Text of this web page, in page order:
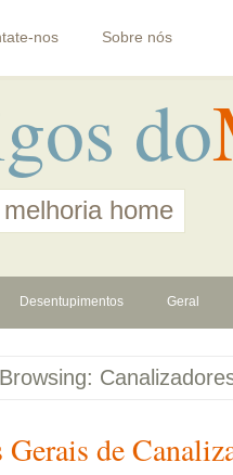
nos Sobre nós
do
home
Desentupimentos Geral
Gerais de